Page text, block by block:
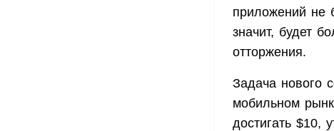
приложений не
значит, будет
отторжения.
Задача нового
мобильном
достигать $10,